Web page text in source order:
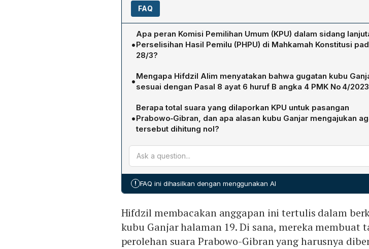
FAQ
•
Apa peran Komisi Pemilihan Umum (KPU) dalam sidang
Perselisihan Hasil Pemilu (PHPU) di Mahkamah Konstitusi
28/3?
KPU hadir sebagai pihak termohon. Pada persidangan tersebut, KPU
pernyataan kubu Ganjar‑Mahfud yang menyatakan suara pasangan
harus dihitung nol. Kuasa hukumnya, Hifdzil Alim, menyampaikan
tersebut tidak memenuhi ketentuan prosedural yang diatur dalam
huruf B angka 4 Peraturan Mahkamah Konstitusi Nomor 4 Tahun 2023.
•Mengapa Hifdzil Alim menyatakan bahwa gugatan kubu
sesuai dengan Pasal 8 ayat 6 huruf B angka 4 PMK No 4/
Menurut Hifdzil, pemohon tidak menyertakan hasil penghitungan
menurut versi mereka. Gugatan hanya memuat klaim bahwa suara
dua harus diberi angka nol, tanpa menyajikan tabel atau data
Oleh karena itu, gugatan dianggap tidak mematuhi persyaratan
diatur dalam pasal tersebut.
•
Berapa total suara yang dilaporkan KPU untuk pasangan
Prabowo‑Gibran, dan apa alasan kubu Ganjar mengajukan
tersebut dihitung nol?
KPU mencatat total 96.214.691 suara untuk pasangan
2024. Kubu Ganjar berpendapat bahwa perolehan suara tersebut
kecurangan yang terstruktur, sistematik, dan masif, melibatkan
Pilpres dan melanggar asas‑asas pemilu yang dijamin oleh Pasal 22E
! FAQ ini dihasilkan dengan menggunakan AI
Hifdzil membacakan anggapan ini tertulis dalam
kubu Ganjar halaman 19. Di sana, mereka membuat
perolehan suara Prabowo-Gibran yang harusnya